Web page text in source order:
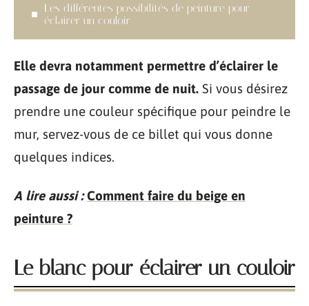
Les différentes possibilités de peinture pour
éclairer un couloir
Elle devra notamment permettre d’éclairer le
passage de jour comme de nuit. Si vous désirez
prendre une couleur spécifique pour peindre le
mur, servez-vous de ce billet qui vous donne
quelques indices.
A lire aussi : Comment faire du beige en
peinture ?
Le blanc pour éclairer un couloir